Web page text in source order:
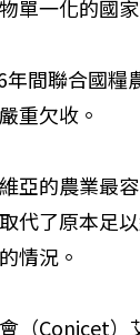
單一化的國家
間聯合國糧
重欠收。
亞的農業最
代了原本足
情況。
（Conicet